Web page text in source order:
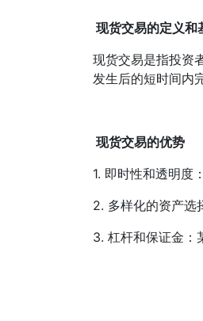
现货交易的定义和
现货交易是指投资
发生后的短时间内
现货交易的优势
1. 即时性和透明度
2. 多样化的资产选
3. 杠杆和保证金：